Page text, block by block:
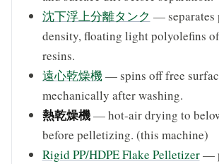
沈下浮上分離タンク — separates
density, floating light polyolefins
resins.
遠心乾燥機— spins off free
mechanically after washing.
熱乾燥機— hot-air drying to
before pelletizing. (this machine)
Rigid PP/HDPE Flake Pelletizer—